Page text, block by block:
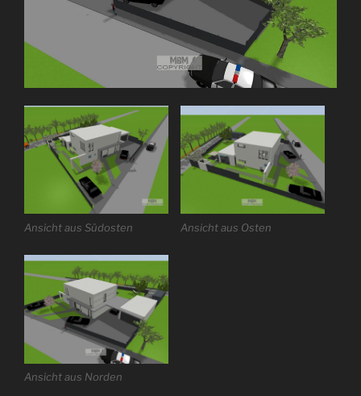
Ansicht aus Südosten Ansicht aus Osten
Ansicht aus Norden